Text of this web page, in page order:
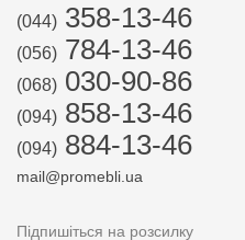
(044) 358-13-46
(056) 784-13-46
(068) 030-90-86
(094) 858-13-46
(094) 884-13-46
mail@promebli.ua
Підпишіться на розсилку